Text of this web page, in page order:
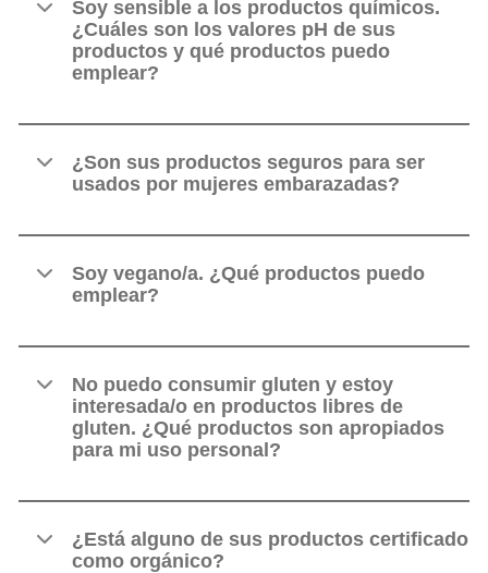
Soy sensible a los productos químicos.
¿Cuáles son los valores pH de sus
productos y qué productos puedo
emplear?
¿Son sus productos seguros para ser
usados por mujeres embarazadas?
Soy vegano/a. ¿Qué productos puedo
emplear?
No puedo consumir gluten y estoy
interesada/o en productos libres de
gluten. ¿Qué productos son apropiados
para mi uso personal?
¿Está alguno de sus productos certificado
como orgánico?